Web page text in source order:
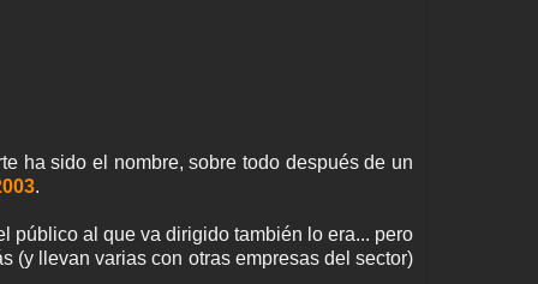
ha sido el nombre, sobre todo después de un
.
público al que va dirigido también lo era... pero
(y llevan varias con otras empresas del sector)